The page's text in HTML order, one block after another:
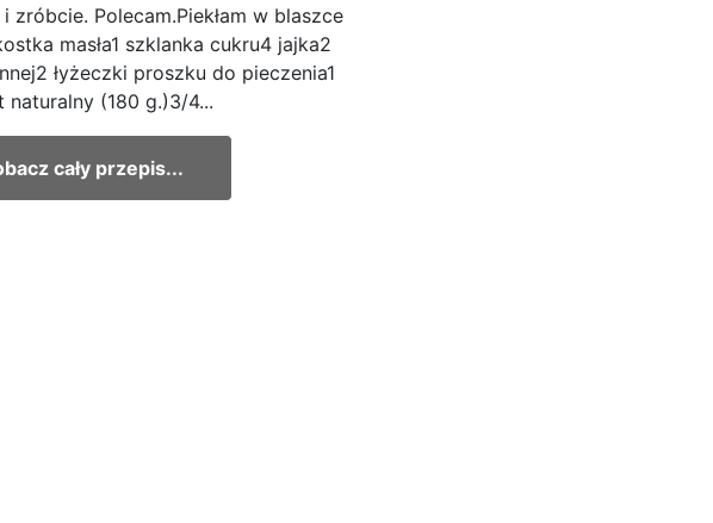
zróbcie. Polecam.Piekłam w blaszce
masła1 szklanka cukru4 jajka2
łyżeczki proszku do pieczenia1
naturalny (180 g.)3/4...
cały przepis...